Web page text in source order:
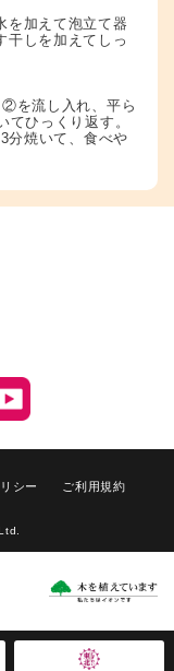
を加えて泡立て器
干しを加えてしっ
を流し入れ、平ら
てひっくり返す。
分焼いて、食べや
シー ご利用規約